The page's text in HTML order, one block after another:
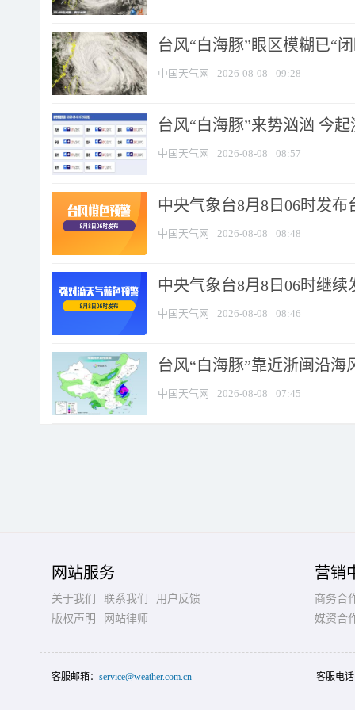
台风“白海豚”眼区模糊已“
中国天气网 2026-08-08 09:28
台风“白海豚”来势汹汹 今
中国天气网 2026-08-08 08:57
中央气象台8月8日06时发布
中国天气网 2026-08-08 08:48
中央气象台8月8日06时继
中国天气网 2026-08-08 08:46
台风“白海豚”靠近浙闽沿
中国天气网 2026-08-08 07:45
网站服务
关于我们 联系我们
用户反馈
版权声明
网站律师
营销
商务合
媒资合
客服邮箱： service@weather.com.cn 客服电